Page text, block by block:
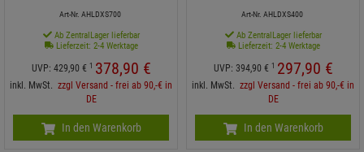
Art-Nr. AHLDXS700
Ab ZentralLager lieferbar
Lieferzeit: 2-4 Werktage
UVP: 429,90 € 1 378,90 €
inkl. MwSt. zzgl Versand - frei ab 90,-€ in
DE
In den Warenkorb
Art-Nr. AHLDXS400
Ab ZentralLager lieferbar
Lieferzeit: 2-4 Werktage
UVP: 394,90 € 1 297,90 €
inkl. MwSt. zzgl Versand - frei ab 90,-€ in
DE
In den Warenkorb